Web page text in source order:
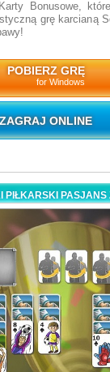
Bonusowe,
grę karcianą
POBIERZ GRĘ
for Windows
ZAGRAJ ONLINE
PIŁKARSKI